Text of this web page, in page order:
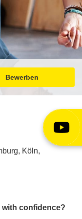
Bewerben
Köln,
confidence?